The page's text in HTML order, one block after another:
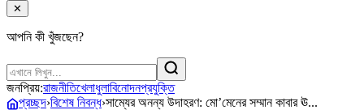
✕
আপনি কী খুঁজছেন?
জনপ্রিয়:রাজনীতিখেলাধুলাবিনোদনপ্রযুক্তি
প্রচ্ছদ›বিশেষ নিবন্ধ›সাম্যের অনন্য উদাহরণ: মো’মেনের সম্মান কাবার ঊ...